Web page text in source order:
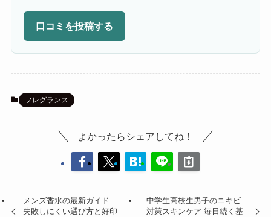
口コミを投稿する
フレグランス
よかったらシェアしてね！
メンズ香水の最新ガイド
失敗しにくい選び方と好印
中学生高校生男子のニキビ
対策スキンケア 毎日続く基